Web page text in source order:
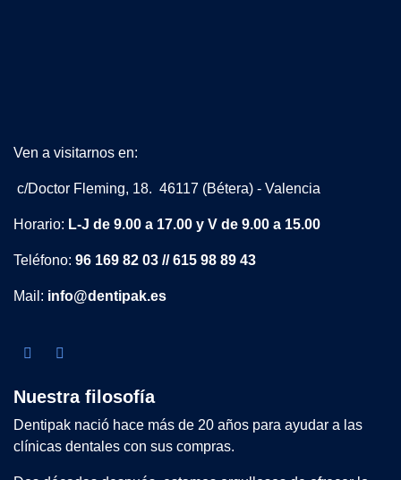
Ven a visitarnos en:
c/Doctor Fleming, 18. 46117 (Bétera) - Valencia
Horario: L-J de 9.00 a 17.00 y V de 9.00 a 15.00
Teléfono: 96 169 82 03 // 615 98 89 43
Mail: info@dentipak.es
Nuestra filosofía
Dentipak nació hace más de 20 años para ayudar a las
clínicas dentales con sus compras.